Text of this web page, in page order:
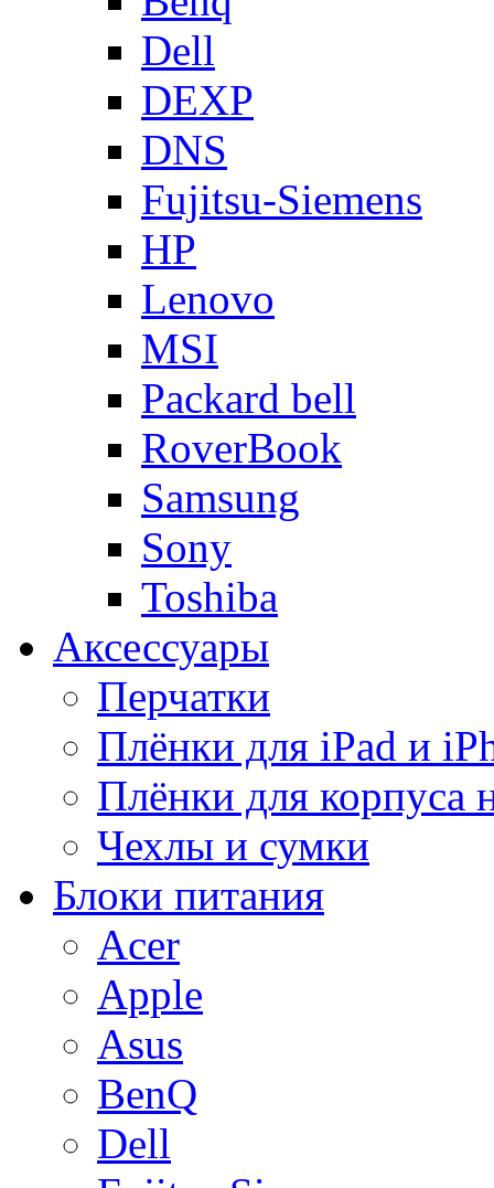
Dell
DEXP
DNS
Fujitsu-Siemens
HP
Lenovo
MSI
Packard bell
RoverBook
Samsung
Sony
Toshiba
Аксессуары
Перчатки
Плёнки для iPad и
Плёнки для корпуса
Чехлы и сумки
Блоки питания
Acer
Apple
Asus
BenQ
Dell